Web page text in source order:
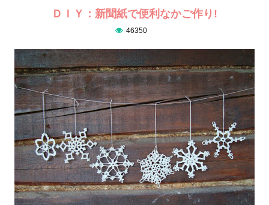
ＤＩＹ：新聞紙で便利なかご作り!
46350